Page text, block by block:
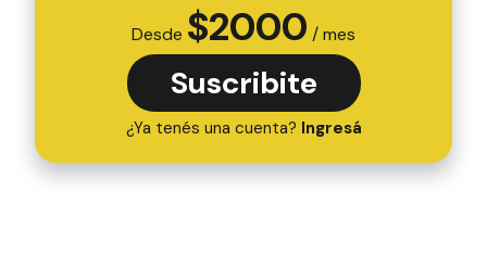
Desde $2000 / mes
Suscribite
¿Ya tenés una cuenta? Ingresá